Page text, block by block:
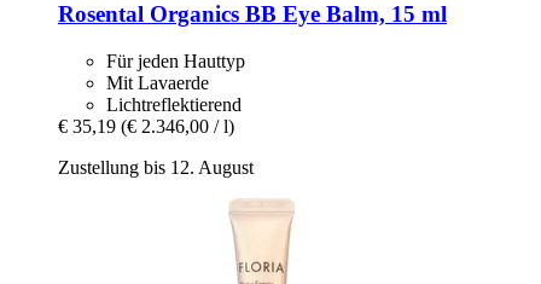
Rosental Organics BB Eye Balm, 15 ml
Für jeden Hauttyp
Mit Lavaerde
Lichtreflektierend
€ 35,19 (€ 2.346,00 / l)
Zustellung bis 12. August